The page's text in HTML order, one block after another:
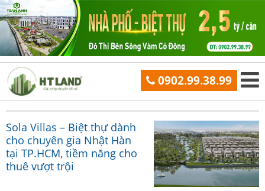
0902.99.38.99
Sola Villas – Biệt thự dành
cho chuyên gia Nhật Hàn
tại TP.HCM, tiềm năng cho
thuê vượt trội